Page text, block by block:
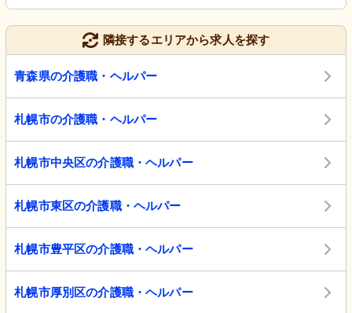
隣接するエリアから求人を探す
青森県の介護職・ヘルパー
札幌市の介護職・ヘルパー
札幌市中央区の介護職・ヘルパー
札幌市東区の介護職・ヘルパー
札幌市豊平区の介護職・ヘルパー
札幌市厚別区の介護職・ヘルパー